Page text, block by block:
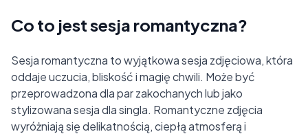
Co to jest sesja romantyczna?
Sesja romantyczna to wyjątkowa sesja zdjęciowa, która
oddaje uczucia, bliskość i magię chwili. Może być
przeprowadzona dla par zakochanych lub jako
stylizowana sesja dla singla. Romantyczne zdjęcia
wyróżniają się delikatnością, ciepłą atmosferą i